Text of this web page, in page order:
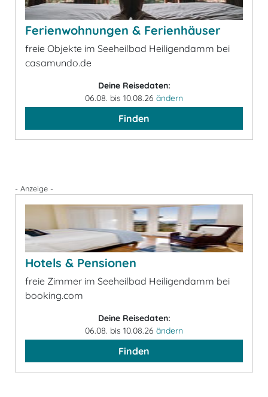
Ferienwohnungen & Ferienhäuser
freie Objekte im Seeheilbad Heiligendamm bei
casamundo.de
Deine Reisedaten:
06.08. bis 10.08.26 ändern
Finden
- Anzeige -
Hotels & Pensionen
freie Zimmer im Seeheilbad Heiligendamm bei
booking.com
Deine Reisedaten:
06.08. bis 10.08.26 ändern
Finden